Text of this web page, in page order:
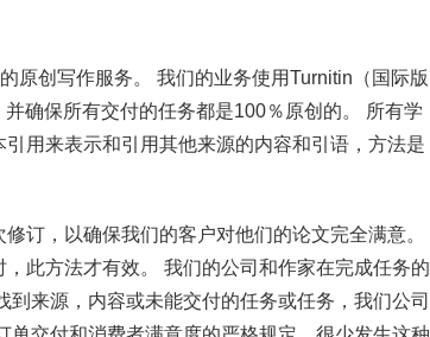
原创写作服务。 我们的业务使用Turnitin（国际版
确保所有交付的任务都是100％原创的。 所有学
用来表示和引用其他来源的内容和引语，方法是
订，以确保我们的客户对他们的论文完全满意。
此方法才有效。 我们的公司和作家在完成任务的
来源，内容或未能交付的任务或任务，我们公司